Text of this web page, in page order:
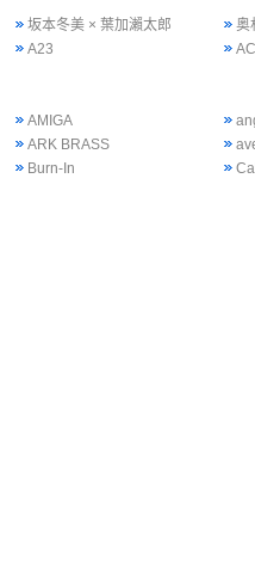
坂本冬美 × 葉加瀨太郎
奥
A23
AMIGA
ARK BRASS
Burn-In